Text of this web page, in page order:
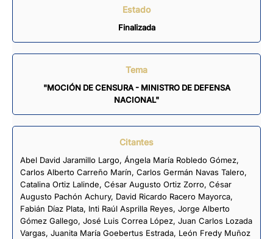
Estado
Finalizada
Tema
"MOCIÓN DE CENSURA - MINISTRO DE DEFENSA
NACIONAL"
Citantes
Abel David Jaramillo Largo, Ángela María Robledo Gómez,
Carlos Alberto Carreño Marín, Carlos Germán Navas Talero,
Catalina Ortiz Lalinde, César Augusto Ortiz Zorro, César
Augusto Pachón Achury, David Ricardo Racero Mayorca,
Fabián Díaz Plata, Inti Raúl Asprilla Reyes, Jorge Alberto
Gómez Gallego, José Luis Correa López, Juan Carlos Lozada
Vargas, Juanita María Goebertus Estrada, León Fredy Muñoz